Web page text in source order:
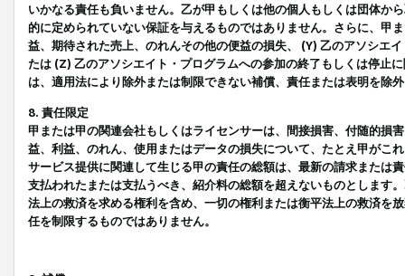
いかなる責任も負いません。乙が甲もしくは他の個人もしくは団体か
的に定められていない保証を与えるものではありません。さらに、甲
益、期待された売上、のれんその他の便益の損失、 (Y) 乙のアソシエ
たは (Z) 乙のアソシエイト・プログラムへの参加の終了もしくは停止
は、適用法により除外または制限できない補償、責任または表明を除
8. 責任限定
甲または甲の関連会社もしくはライセンサーは、間接損害、付随的損
益、利益、のれん、使用またはデータの損失について、たとえ甲がこ
サービス提供に関連して生じる甲の責任の総額は、最新の請求または
支払われたまたは支払うべき、紹介料の総額を超えないものとします
法上の救済を求める権利を含め、一切の権利または衡平法上の救済を
任を制限するものではありません。